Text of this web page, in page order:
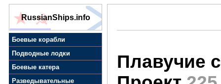
RussianShips.info
Боевые корабли
Подводные лодки
Боевые катера
Разведывательные
Плавучие